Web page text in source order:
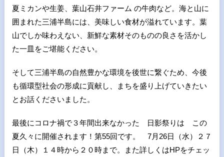
夏ミカンや生姜、葉山石井ファーム の牛肉など。海と山に
囲まれた三浦半島には、美味しい食材が溢れています。葉
山でしか味わえない、新鮮な素材そのものの良さを活かし
た一皿をご堪能ください。
そして三浦半島の自然豊かな環境を後世に繋ぐため、今後
も循環型社会の形成に貢献し、まちを盛り上げていきたい
とお話くださいました。
最後にコロナ禍で３年間出来なかった 日影祭りは この
夏久々に開催されます！第55回です。 7月26日（水）２７
日（木）１４時から２０時まで。また詳しくはHPをチェッ